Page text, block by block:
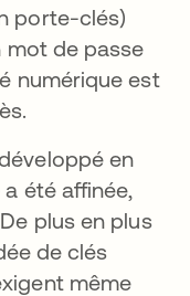
porte-clés)
mot de passe
numérique est
en
été affinée,
plus en plus
de clés
même